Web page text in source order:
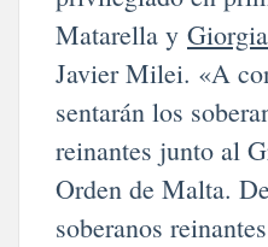
Matarella y
Javier Milei. «A
sentarán los
reinantes junto al
Orden de Malta.
soberanos